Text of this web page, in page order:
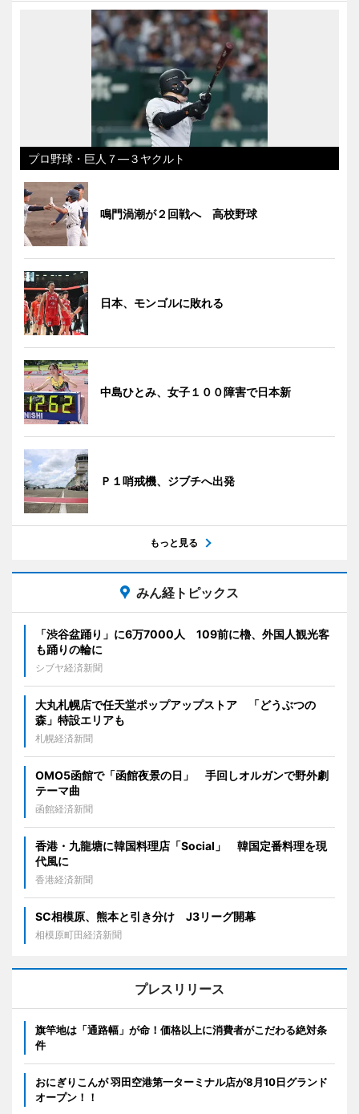
プロ野球・巨人７―３ヤクルト
鳴門渦潮が２回戦へ 高校野球
日本、モンゴルに敗れる
中島ひとみ、女子１００障害で日本新
Ｐ１哨戒機、ジブチへ出発
もっと見る
みん経トピックス
「渋谷盆踊り」に6万7000人 109前に櫓、外国人観光客
も踊りの輪に
シブヤ経済新聞
大丸札幌店で任天堂ポップアップストア 「どうぶつの
森」特設エリアも
札幌経済新聞
OMO5函館で「函館夜景の日」 手回しオルガンで野外劇
テーマ曲
函館経済新聞
香港・九龍塘に韓国料理店「Social」 韓国定番料理を現
代風に
香港経済新聞
SC相模原、熊本と引き分け J3リーグ開幕
相模原町田経済新聞
プレスリリース
旗竿地は「通路幅」が命！価格以上に消費者がこだわる絶対条
件
おにぎりこんが 羽田空港第一ターミナル店が8月10日グランド
オープン！！